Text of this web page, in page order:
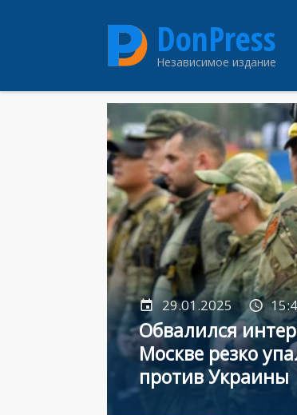
DonPress
Независимое издание
29.01.2025
Обвалился
Москве резко
против Украины